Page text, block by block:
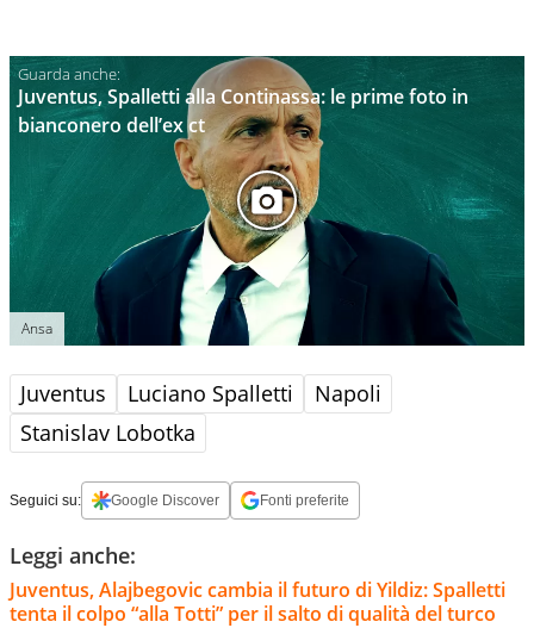
Juventus, Spalletti alla Continassa: le prime foto in
bianconero dell’ex ct
Ansa
Juventus Luciano Spalletti
Napoli
Stanislav Lobotka
Seguici su: Google Discover Fonti preferite
Leggi anche:
Juventus, Alajbegovic cambia il futuro di Yildiz: Spalletti
tenta il colpo “alla Totti” per il salto di qualità del turco